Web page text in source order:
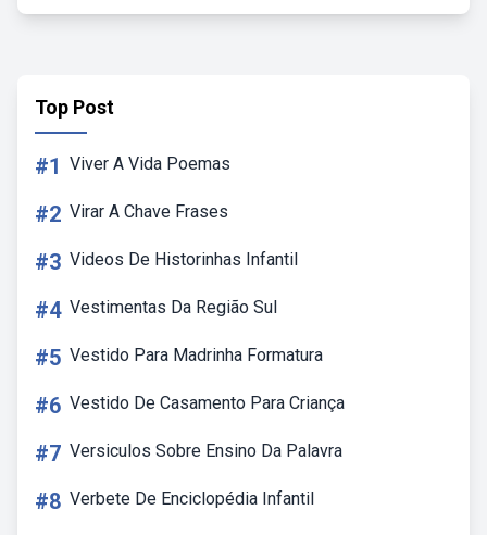
Top Post
#1 Viver A Vida Poemas
#2 Virar A Chave Frases
#3 Videos De Historinhas Infantil
#4 Vestimentas Da Região Sul
#5 Vestido Para Madrinha Formatura
#6 Vestido De Casamento Para Criança
#7 Versiculos Sobre Ensino Da Palavra
#8 Verbete De Enciclopédia Infantil